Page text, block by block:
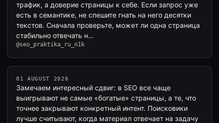
трафик, а доверие страницы к себе. Если запрос уже
есть в семантике, не спешите гнать на него десятки
текстов. Сначала проверьте, может ли одна страница
стабильно отвечать н…
@seo_praktika_ru_n1k
01 AUGUST 2026
Замечаем интересный сдвиг: в SEO все чаще
выигрывают не самые «богатые» страницы, а те, что
точнее закрывают конкретный интент. Поисковики
лучше считывают, когда материал отвечает на задачу